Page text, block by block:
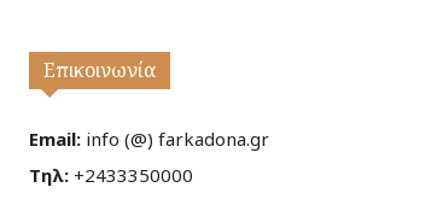
Επικοινωνία
Email: info (@) farkadona.gr
Τηλ: +2433350000